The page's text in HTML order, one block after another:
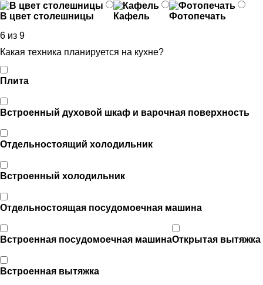
В цвет столешницы Кафель
Фотопечать
6 из 9
Какая техника планируется на кухне?
Плита
Встроенный духовой шкаф и варочная поверхность
Отдельностоящий холодильник
Встроенный холодильник
Отдельностоящая посудомоечная машина
Встроенная посудомоечная машинаОткрытая вытяжка
Встроенная вытяжка